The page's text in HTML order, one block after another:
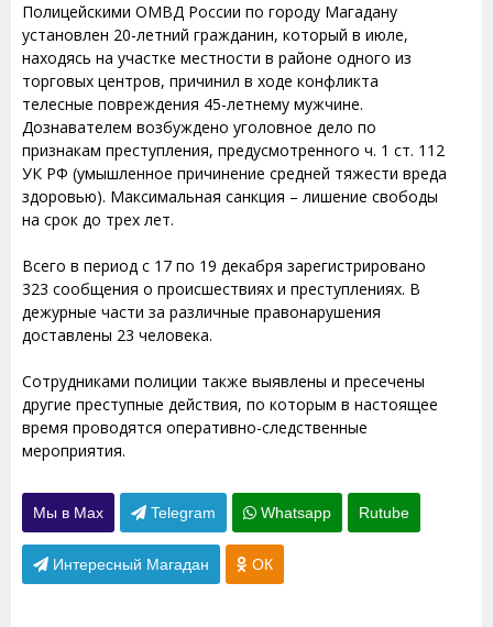
Полицейскими ОМВД России по городу Магадану
установлен 20-летний гражданин, который в июле,
находясь на участке местности в районе одного из
торговых центров, причинил в ходе конфликта
телесные повреждения 45-летнему мужчине.
Дознавателем возбуждено уголовное дело по
признакам преступления, предусмотренного ч. 1 ст. 112
УК РФ (умышленное причинение средней тяжести вреда
здоровью). Максимальная санкция – лишение свободы
на срок до трех лет.
Всего в период с 17 по 19 декабря зарегистрировано
323 сообщения о происшествиях и преступлениях. В
дежурные части за различные правонарушения
доставлены 23 человека.
Сотрудниками полиции также выявлены и пресечены
другие преступные действия, по которым в настоящее
время проводятся оперативно-следственные
мероприятия.
Мы в Max Telegram Whatsapp Rutube
Интересный Магадан ОК